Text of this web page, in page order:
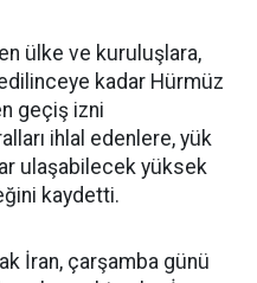
ülke ve kuruluşlara,
kadar Hürmüz
geçiş izni
ihlal edenlere, yük
ulaşabilecek yüksek
kaydetti.
İran, çarşamba günü